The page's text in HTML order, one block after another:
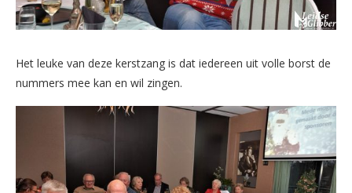
Het leuke van deze kerstzang is dat iedereen uit volle borst de
nummers mee kan en wil zingen.